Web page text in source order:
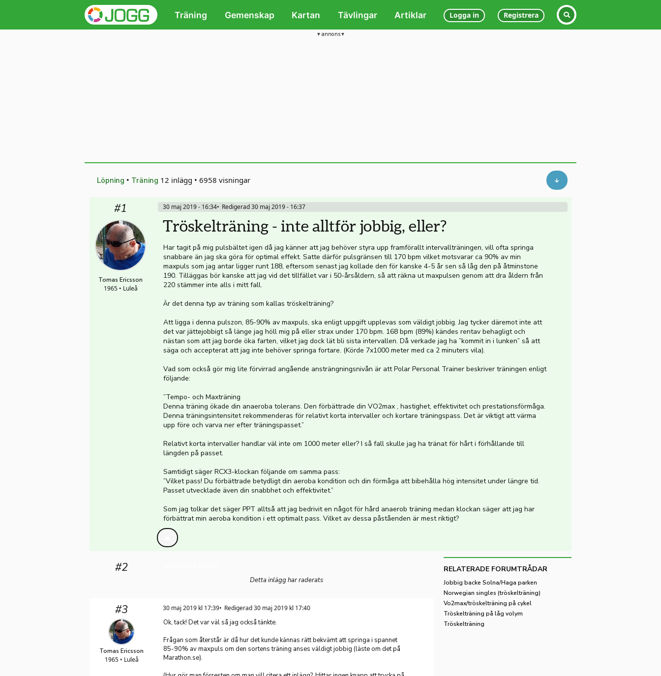
Träning Gemenskap Kartan Tävlingar Artiklar Logga in Registrera
annons
Löpning • Träning 12 inlägg • 6958 visningar
#1
Tomas Ericsson
1965 • Luleå
30 maj 2019 - 16:34 Redigerad 30 maj 2019 - 16:37
Tröskelträning - inte alltför jobbig, eller?
Har tagit på mig pulsbältet igen då jag känner att jag behöver styra upp framförallt intervallträningen, vill ofta springa
snabbare än jag ska göra för optimal effekt. Satte därför pulsgränsen till 170 bpm vilket motsvarar ca 90% av min
maxpuls som jag antar ligger runt 188, eftersom senast jag kollade den för kanske 4-5 år sen så låg den på åtminstone
190. Tilläggas bör kanske att jag vid det tillfället var i 50-årsåldern, så att räkna ut maxpulsen genom att dra åldern från
220 stämmer inte alls i mitt fall.
Är det denna typ av träning som kallas tröskelträning?
Att ligga i denna pulszon, 85-90% av maxpuls, ska enligt uppgift upplevas som väldigt jobbig. Jag tycker däremot inte att
det var jättejobbigt så länge jag höll mig på eller strax under 170 bpm. 168 bpm (89%) kändes rentav behagligt och
nästan som att jag borde öka farten, vilket jag dock lät bli sista intervallen. Då verkade jag ha ”kommit in i lunken” så att
säga och accepterat att jag inte behöver springa fortare. (Körde 7x1000 meter med ca 2 minuters vila).
Vad som också gör mig lite förvirrad angående ansträngningsnivån är att Polar Personal Trainer beskriver träningen enligt
följande:
”Tempo- och Maxträning
Denna träning ökade din anaeroba tolerans. Den förbättrade din VO2max , hastighet, effektivitet och prestationsförmåga.
Denna träningsintensitet rekommenderas för relativt korta intervaller och kortare träningspass. Det är viktigt att värma
upp före och varva ner efter träningspasset.”
Relativt korta intervaller handlar väl inte om 1000 meter eller? I så fall skulle jag ha tränat för hårt i förhållande till
längden på passet.
Samtidigt säger RCX3-klockan följande om samma pass:
”Vilket pass! Du förbättrade betydligt din aeroba kondition och din förmåga att bibehålla hög intensitet under längre tid.
Passet utvecklade även din snabbhet och effektivitet.”
Som jag tolkar det säger PPT alltså att jag bedrivit en något för hård anaerob träning medan klockan säger att jag har
förbättrat min aeroba kondition i ett optimalt pass. Vilket av dessa påståenden är mest riktigt?
#2
Detta inlägg har raderats
#3
Tomas Ericsson
1965 • Luleå
30 maj 2019 kl 17:39 Redigerad 30 maj 2019 kl 17:40
Ok, tack! Det var väl så jag också tänkte.
Frågan som återstår är då hur det kunde kännas rätt bekvämt att springa i spannet
85-90% av maxpuls om den sortens träning anses väldigt jobbig (läste om det på
Marathon.se).
RELATERADE FORUMTRÅDAR
Jobbig backe Solna/Haga parken
Norwegian singles (tröskelträning)
Vo2max/tröskelträning på cykel
Tröskelträning på låg volym
Tröskelträning